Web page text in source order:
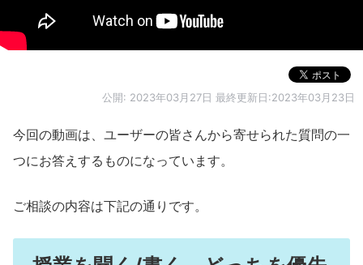
公開: 2023年03月27日 最終更新日:2023年03月23日
今回の動画は、ユーザーの皆さんから寄せられた質問の一
つにお答えするものになっています。
ご相談の内容は下記の通りです。